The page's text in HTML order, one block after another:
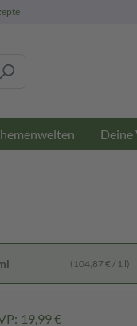
Deine
(104,87 € / 1 l)
19,99 €